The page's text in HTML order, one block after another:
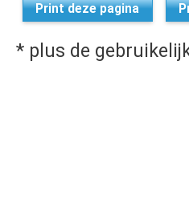
Print deze pagina
* plus de